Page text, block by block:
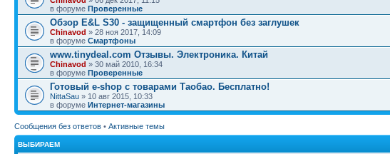
в форуме Проверенные
Обзор E&L S30 - защищенный смартфон без заглушек
Chinavod » 28 ноя 2017, 14:09
в форуме Смартфоны
www.tinydeal.com Отзывы. Электроника. Китай
Chinavod » 30 май 2010, 16:34
в форуме Проверенные
Готовый e-shop с товарами Таобао. Бесплатно!
NittaSau » 10 авг 2015, 10:33
в форуме Интернет-магазины
Сообщения без ответов • Активные темы
ВЫБИРАЕМ